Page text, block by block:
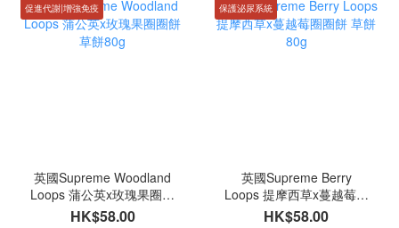
促進代謝|增強免疫
英國Supreme Woodland
Loops 蒲公英x玫瑰果圈圈
餅 草餅80g
HK$58.00
保護泌尿系統
英國Supreme Berry
Loops 提摩西草x蔓越莓圈
圈餅 草餅80g
HK$58.00